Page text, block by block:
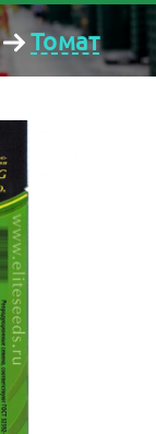
Томат